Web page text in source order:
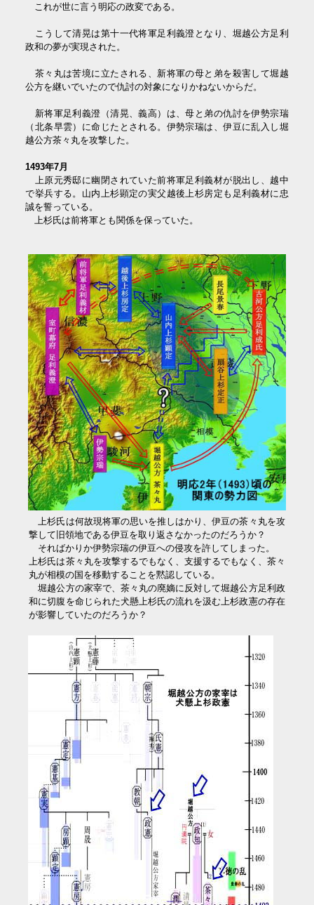
これが世に言う明応の政変である。
こうして清晃は第十一代将軍足利義澄となり、堀越公方足利
政和の夢が実現された。
茶々丸は苦境に立たされる、新将軍の母と弟を殺害して堀越
公方を継いでいたので仇討の対象になりかねないからだ。
新将軍足利義澄（清晃、義高）は、母と弟の仇討を伊勢宗瑞
（北条早雲）に命じたとされる。伊勢宗瑞は、伊豆に乱入し堀
越公方茶々丸を攻撃した。
1493年7月
上原元秀邸に幽閉されていた前将軍足利義材が脱出し、越中
で挙兵する。山内上杉顕定の実父越後上杉房定も足利義材に忠
誠を誓っている。
上杉氏は前将軍とも関係を保っていた。
上杉氏は何故現将軍の思いを推しはかり、伊豆の茶々丸を攻
撃して旧領地である伊豆を取り返さなかったのだろうか？
そればかりか伊勢宗瑞の伊豆への侵攻を許してしまった。
上杉氏は茶々丸を攻撃するでもなく、支援するでもなく、茶々
丸が相模の国を移動することを黙認している。
堀越公方の家宰で、茶々丸の廃嫡に反対して堀越公方足利政
和に切腹を命じられた犬懸上杉氏の流れを汲む上杉政憲の存在
が影響していたのだろうか？